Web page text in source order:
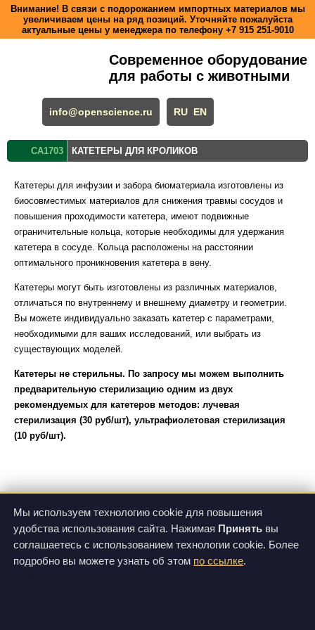
Мы используем технологию cookie для повышения
удобства использования сайта. Нажимая Принять вы
соглашаетесь с использованием технологии cookie. Более
подробно вы можете узнать об этом по ссылке.
Внимание! В связи с подорожанием импортных материалов мы
увеличиваем цены на ряд позиций. Уточняйте пожалуйста
актуальные цены у менеджера по телефону +7 915 251-9010
Современное оборудование
для работы с животными
info@openscience.ru RU EN
CA1703 КАТЕТЕРЫ ДЛЯ КРОЛИКОВ
Катетеры для инфузии и забора биоматериала изготовлены из
биосовместимых материалов для снижения травмы сосудов и
повышения проходимости катетера, имеют подвижные
ограничительные кольца, которые необходимы для удержания
катетера в сосуде. Кольца расположены на расстоянии
оптимального проникновения катетера в вену.
Катетеры могут быть изготовлены из различных материалов,
отличаться по внутреннему и внешнему диаметру и геометрии.
Вы можете индивидуально заказать катетер с параметрами,
необходимыми для ваших исследований, или выбрать из
существующих моделей.
Катетеры не стерильны. По запросу мы можем выполнить
предварительную стерилизацию одним из двух
рекомендуемых для катетеров методов: лучевая
стерилизация (30 руб/шт), ультрафиолетовая стерилизация
(10 руб/шт).